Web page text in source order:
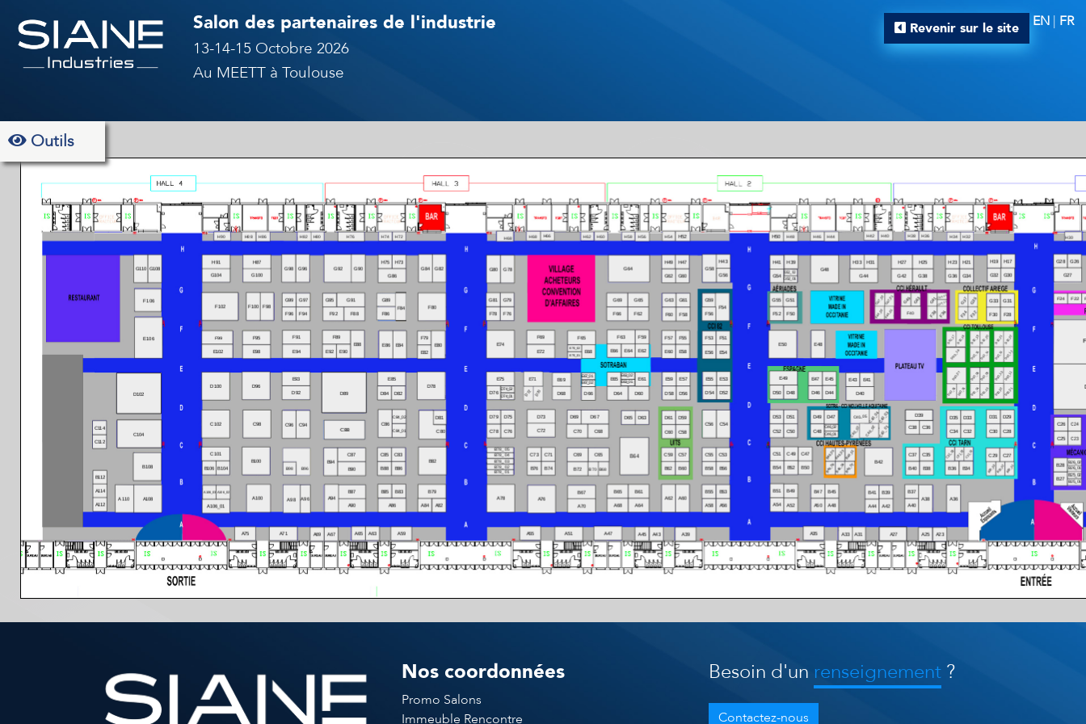
Salon des partenaires de l'industrie
13-14-15 Octobre 2026
Au MEETT à Toulouse
Revenir sur le site EN | FR
Outils
Nos coordonnées
Promo Salons
Immeuble Rencontre
Besoin d'un renseignement ?
Contactez-nous